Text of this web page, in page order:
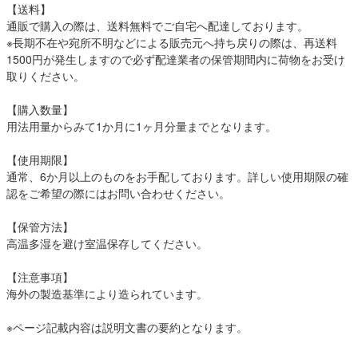
【送料】
通販で購入の際は、送料無料でご自宅へ配達しております。
※長期不在や宛所不明などによる販売元へ持ち戻りの際は、再送料
1500円が発生しますので必ず配達業者の保管期間内に荷物をお受け
取りください。
【購入数量】
用法用量からみて1か月に1ヶ月分量までとなります。
【使用期限】
通常、6か月以上のものをお手配しております。詳しい使用期限の確
認をご希望の際にはお問い合わせください。
【保管方法】
高温多湿を避け室温保存してください。
【注意事項】
海外の製造基準により造られています。
※ページ記載内容は説明文書の要約となります。